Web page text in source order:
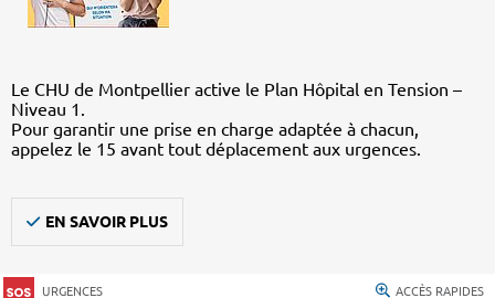
Le CHU de Montpellier active le Plan Hôpital en Tension –
Niveau 1.
Pour garantir une prise en charge adaptée à chacun,
appelez le 15 avant tout déplacement aux urgences.
EN SAVOIR PLUS
URGENCES ACCÈS RAPIDES